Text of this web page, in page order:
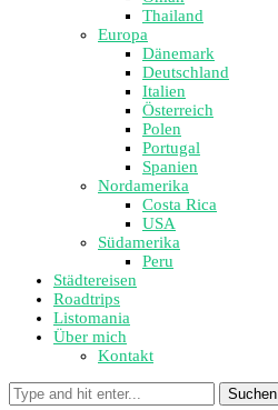
Thailand
Europa
Dänemark
Deutschland
Italien
Österreich
Polen
Portugal
Spanien
Nordamerika
Costa Rica
USA
Südamerika
Peru
Städtereisen
Roadtrips
Listomania
Über mich
Kontakt
Suchen